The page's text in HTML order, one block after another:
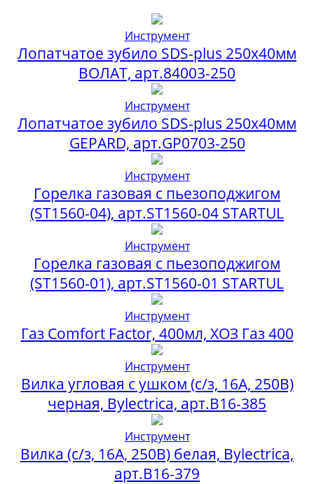
Инструмент
Лопатчатое зубило SDS-plus 250х40мм
ВОЛАТ, арт.84003-250
Инструмент
Лопатчатое зубило SDS-plus 250х40мм
GEPARD, арт.GP0703-250
Инструмент
Горелка газовая с пьезоподжигом
(ST1560-04), арт.ST1560-04 STARTUL
Инструмент
Горелка газовая с пьезоподжигом
(ST1560-01), арт.ST1560-01 STARTUL
Инструмент
Газ Comfort Factor, 400мл, ХОЗ Газ 400
Инструмент
Вилка угловая с ушком (с/з, 16А, 250В)
черная, Bylectrica, арт.В16-385
Инструмент
Вилка (с/з, 16А, 250В) белая, Bylectrica,
арт.В16-379